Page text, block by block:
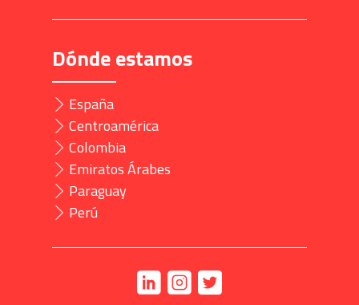
Dónde estamos
España
Centroamérica
Colombia
Emiratos Árabes
Paraguay
Perú